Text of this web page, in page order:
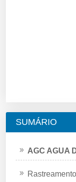
SUMÁRIO
AGC AGUA